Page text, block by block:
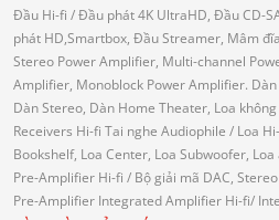
Đầu Hi-fi / Đầu phát 4K UltraHD, Đầu CD-
phát HD,Smartbox, Đầu Streamer, Mâm
Stereo Power Amplifier, Multi-channel
Amplifier, Monoblock Power Amplifier.
Dàn Stereo, Dàn Home Theater, Loa không
Receivers Hi-fi Tai nghe Audiophile / Loa
Bookshelf, Loa Center, Loa Subwoofer,
Pre-Amplifier Hi-fi / Bộ giải mã DAC,
Pre-Amplifier Integrated Amplifier Hi-fi/